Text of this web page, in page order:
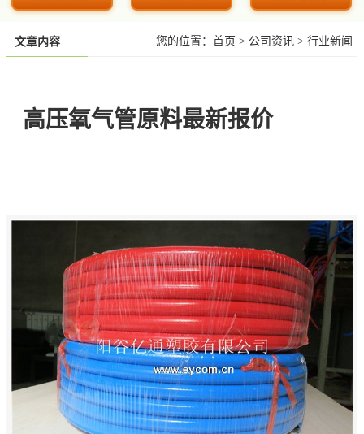
文章内容 您的位置： 首页 > 公司资讯 > 行业新闻
高压氧气管原料最新报价